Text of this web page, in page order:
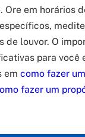
Ore em horários
de louvor. O
para você
em como fazer
fazer um